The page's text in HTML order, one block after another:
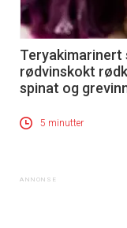
Teryakimarinert
rødvinskokt
spinat og
5 minutter